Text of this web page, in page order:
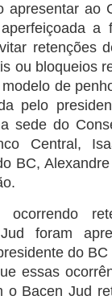
ao
a
retenções
ou bloqueios
de
pelo
sede do
Central,
BC,
foram
do
essas
o Bacen Jud